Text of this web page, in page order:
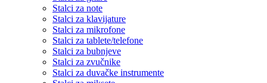
Stalci za note
Stalci za klavijature
Stalci za mikrofone
Stalci za tablete/telefone
Stalci za bubnjeve
Stalci za zvučnike
Stalci za duvačke instrumente